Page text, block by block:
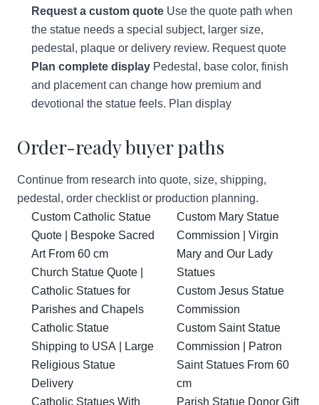
Request a custom quote Use the quote path when
the statue needs a special subject, larger size,
pedestal, plaque or delivery review. Request quote
Plan complete display Pedestal, base color, finish
and placement can change how premium and
devotional the statue feels. Plan display
Order-ready buyer paths
Continue from research into quote, size, shipping,
pedestal, order checklist or production planning.
Custom Catholic Statue
Quote | Bespoke Sacred
Art From 60 cm
Church Statue Quote |
Catholic Statues for
Parishes and Chapels
Catholic Statue
Shipping to USA | Large
Religious Statue
Delivery
Catholic Statues With
Custom Mary Statue
Commission | Virgin
Mary and Our Lady
Statues
Custom Jesus Statue
Commission
Custom Saint Statue
Commission | Patron
Saint Statues From 60
cm
Parish Statue Donor Gift